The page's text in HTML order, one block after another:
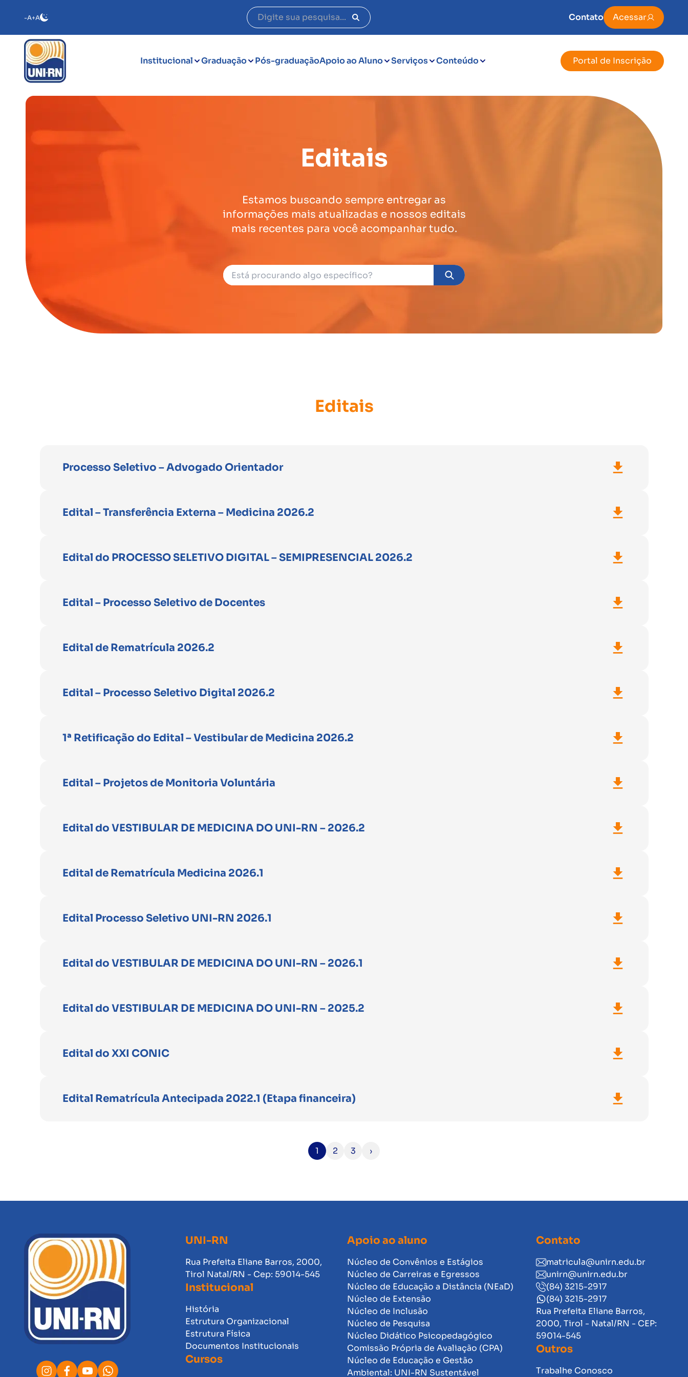
-A+A Contato Acessar
Institucional Graduação Pós-graduaçãoApoio ao Aluno Serviços Conteúdo Portal de Inscrição
Editais
Estamos buscando sempre entregar as
informações mais atualizadas e nossos editais
mais recentes para você acompanhar tudo.
Editais
Processo Seletivo – Advogado Orientador
Edital – Transferência Externa – Medicina 2026.2
Edital do PROCESSO SELETIVO DIGITAL – SEMIPRESENCIAL 2026.2
Edital – Processo Seletivo de Docentes
Edital de Rematrícula 2026.2
Edital – Processo Seletivo Digital 2026.2
1ª Retificação do Edital – Vestibular de Medicina 2026.2
Edital – Projetos de Monitoria Voluntária
Edital do VESTIBULAR DE MEDICINA DO UNI-RN – 2026.2
Edital de Rematrícula Medicina 2026.1
Edital Processo Seletivo UNI-RN 2026.1
Edital do VESTIBULAR DE MEDICINA DO UNI-RN – 2026.1
Edital do VESTIBULAR DE MEDICINA DO UNI-RN – 2025.2
Edital do XXI CONIC
Edital Rematrícula Antecipada 2022.1 (Etapa financeira)
1 2 3 ›
UNI-RN
Rua Prefeita Eliane Barros, 2000,
Tirol Natal/RN - Cep: 59014-545
Institucional
História
Estrutura Organizacional
Estrutura Física
Documentos Institucionais
Cursos
Apoio ao aluno
Núcleo de Convênios e Estágios
Núcleo de Carreiras e Egressos
Núcleo de Educação a Distância (NEaD)
Núcleo de Extensão
Núcleo de Inclusão
Núcleo de Pesquisa
Núcleo Didático Psicopedagógico
Comissão Própria de Avaliação (CPA)
Núcleo de Educação e Gestão
Ambiental: UNI-RN Sustentável
Contato
matricula@unirn.edu.br
unirn@unirn.edu.br
(84) 3215-2917
(84) 3215-2917
Rua Prefeita Eliane Barros,
2000, Tirol - Natal/RN - CEP:
59014-545
Outros
Trabalhe Conosco